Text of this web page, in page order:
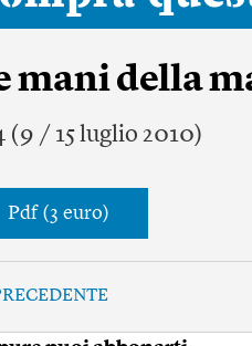
mani della
(9 / 15 luglio 2010)
Pdf (3 euro)